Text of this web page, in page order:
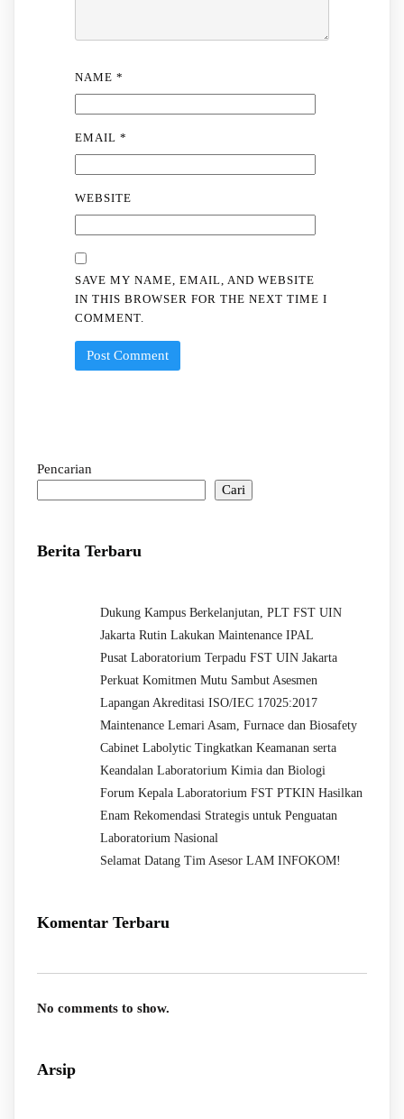
NAME *
EMAIL *
WEBSITE
SAVE MY NAME, EMAIL, AND WEBSITE
IN THIS BROWSER FOR THE NEXT TIME I
COMMENT.
Pencarian
Cari
Berita Terbaru
Dukung Kampus Berkelanjutan, PLT FST UIN
Jakarta Rutin Lakukan Maintenance IPAL
Pusat Laboratorium Terpadu FST UIN Jakarta
Perkuat Komitmen Mutu Sambut Asesmen
Lapangan Akreditasi ISO/IEC 17025:2017
Maintenance Lemari Asam, Furnace dan Biosafety
Cabinet Labolytic Tingkatkan Keamanan serta
Keandalan Laboratorium Kimia dan Biologi
Forum Kepala Laboratorium FST PTKIN Hasilkan
Enam Rekomendasi Strategis untuk Penguatan
Laboratorium Nasional
Selamat Datang Tim Asesor LAM INFOKOM!
Komentar Terbaru
No comments to show.
Arsip